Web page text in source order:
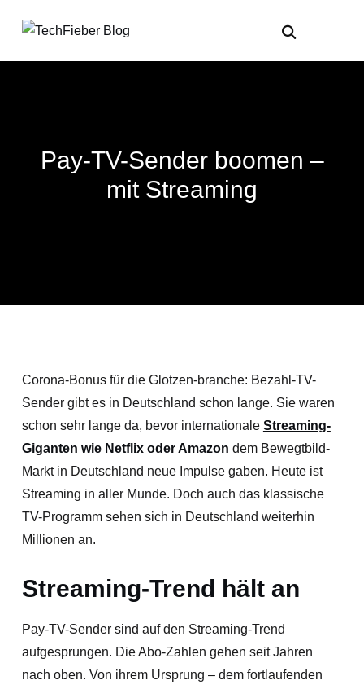
Pay-TV-Sender boomen –
mit Streaming
Corona-Bonus für die Glotzen-branche: Bezahl-TV-
Sender gibt es in Deutschland schon lange. Sie waren
schon sehr lange da, bevor internationale Streaming-
Giganten wie Netflix oder Amazon dem Bewegtbild-
Markt in Deutschland neue Impulse gaben. Heute ist
Streaming in aller Munde. Doch auch das klassische
TV-Programm sehen sich in Deutschland weiterhin
Millionen an.
Streaming-Trend hält an
Pay-TV-Sender sind auf den Streaming-Trend
aufgesprungen. Die Abo-Zahlen gehen seit Jahren
nach oben. Von ihrem Ursprung – dem fortlaufenden